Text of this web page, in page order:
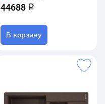
44688 q
В корзину